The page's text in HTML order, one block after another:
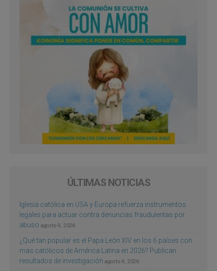
ÚLTIMAS NOTICIAS
Iglesia católica en USA y Europa refuerza instrumentos
legales para actuar contra denuncias fraudulentas por
abuso agosto 9, 2026
¿Qué tan popular es el Papa León XIV en los 6 países con
más católicos de América Latina en 2026? Publican
resultados de investigación agosto 9, 2026